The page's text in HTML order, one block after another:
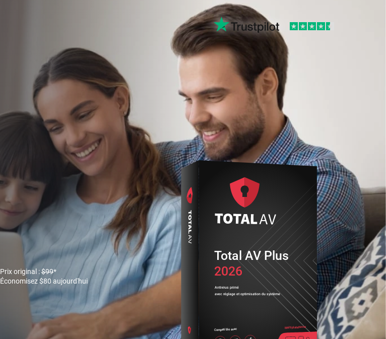
Prix original :$99*
Économisez$80 aujourd'hui
2026
Antivirus primé
avec réglage et optimisation du système
Compatible avec Multiplateforme
Total AV Plus